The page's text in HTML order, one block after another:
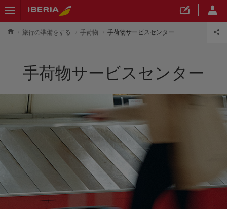
旅行の準備をする 手荷物 手荷物サービスセンター
手荷物サービスセンター